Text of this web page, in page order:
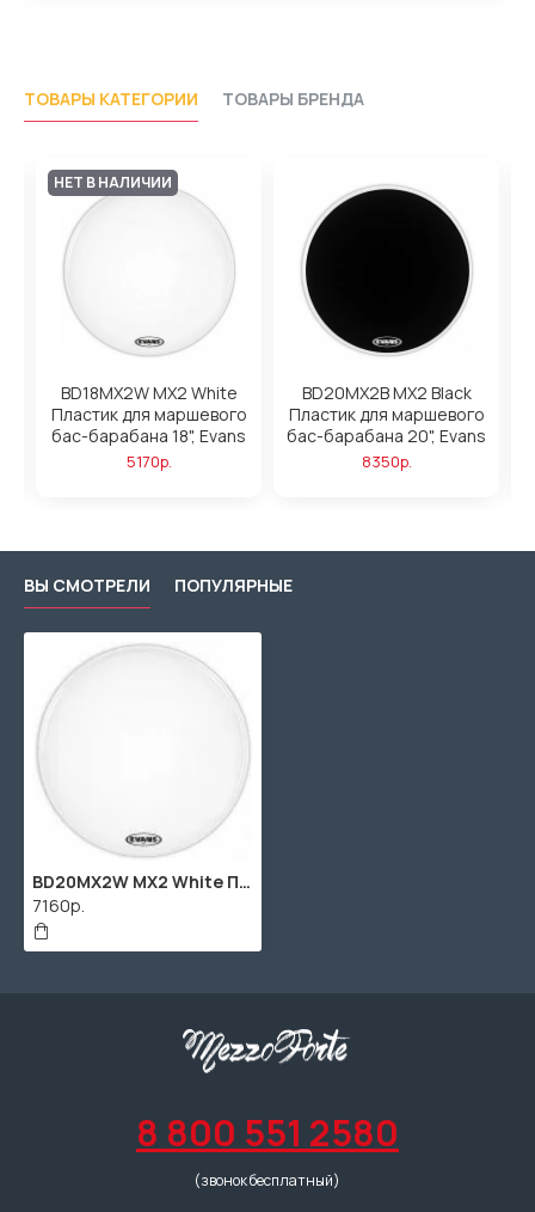
ТОВАРЫ КАТЕГОРИИ ТОВАРЫ БРЕНДА
НЕТ В НАЛИЧИИ
BD18MX2W MX2 White
Пластик для маршевого
бас-барабана 18", Evans
5170р.
BD20MX2B MX2 Black
Пластик для маршевого
бас-барабана 20", Evans
8350р.
ВЫ СМОТРЕЛИ ПОПУЛЯРНЫЕ
BD20MX2W MX2 White Пластик для маршевого бас-барабана 20", Evans
7160р.
8 800 551 2580
(звонок бесплатный)